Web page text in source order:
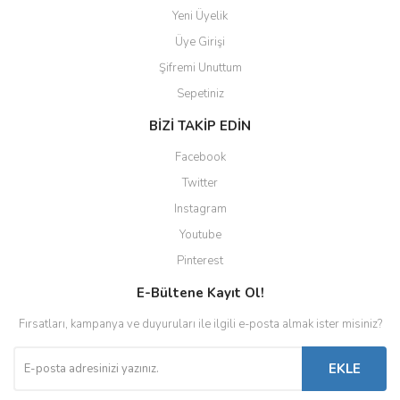
Yeni Üyelik
Üye Girişi
Şifremi Unuttum
Sepetiniz
BİZİ TAKİP EDİN
Facebook
Twitter
Instagram
Youtube
Pinterest
E-Bültene Kayıt Ol!
Fırsatları, kampanya ve duyuruları ile ilgili e-posta almak ister misiniz?
EKLE